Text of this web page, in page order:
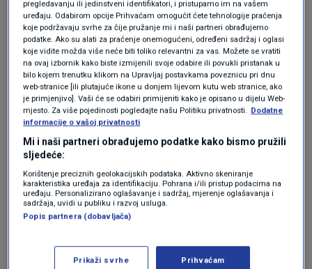
neželjene reakcije koje se nisu mogle otkriti u
kliničkim ispitivanjima. Vidjet ćemo što će se
događati. Zasad se cjepivo smatra učinkovitim,
a sigurnosni profil će se i dalje nadzirati i
ispitivati."
S obzirom na nepovjerenje građana prema
AstraZeneci nakon objava o slučajevima
zgrušavanja krvi, Kurečić Filipović napominje
koliko je važno neprestano isticati prednosti
pregledavanju ili jedinstveni identifikatori, i pristupamo im na vašem
uređaju. Odabirom opcije Prihvaćam omogućit ćete tehnologije praćenja
koje podržavaju svrhe za čije pružanje mi i naši partneri obrađujemo
podatke. Ako su alati za praćenje onemogućeni, određeni sadržaj i oglasi
koje vidite možda više neće biti toliko relevantni za vas. Možete se vratiti
na ovaj izbornik kako biste izmijenili svoje odabire ili povukli pristanak u
bilo kojem trenutku klikom na Upravljaj postavkama poveznicu pri dnu
web-stranice [ili plutajuće ikone u donjem lijevom kutu web stranice, ako
je primjenjivo]. Vaši će se odabiri primijeniti kako je opisano u dijelu Web-
mjesto. Za više pojedinosti pogledajte našu Politiku privatnosti. Dodatne
informacije o vašoj privatnosti
Mi i naši partneri obrađujemo podatke kako bismo pružili
sljedeće:
Korištenje preciznih geolokacijskih podataka. Aktivno skeniranje
karakteristika uređaja za identifikaciju. Pohrana i/ili pristup podacima na
uređaju. Personalizirano oglašavanje i sadržaj, mjerenje oglašavanja i
sadržaja, uvidi u publiku i razvoj usluga.
Popis partnera (dobavljača)
Prikaži svrhe Prihvaćam